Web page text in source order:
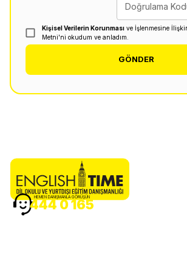
Doğrulama
Kişisel Verilerin Korunması ve İşlenmesine
Metni'ni okudum ve anladım.
GÖNDER
HEMEN DANIŞMANLA GÖRÜŞÜN
444 0 165